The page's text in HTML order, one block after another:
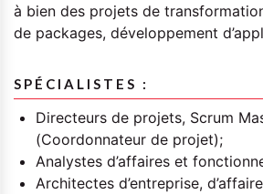
à bien des projets de
de packages, développement
SPÉCIALISTES :
Directeurs de projets, Scrum
(Coordonnateur de projet);
Analystes d’affaires et
Architectes d’entreprise,